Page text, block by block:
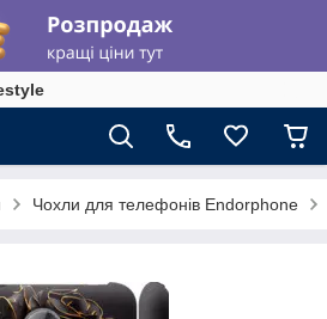
Чохли для телефонів Endorphone